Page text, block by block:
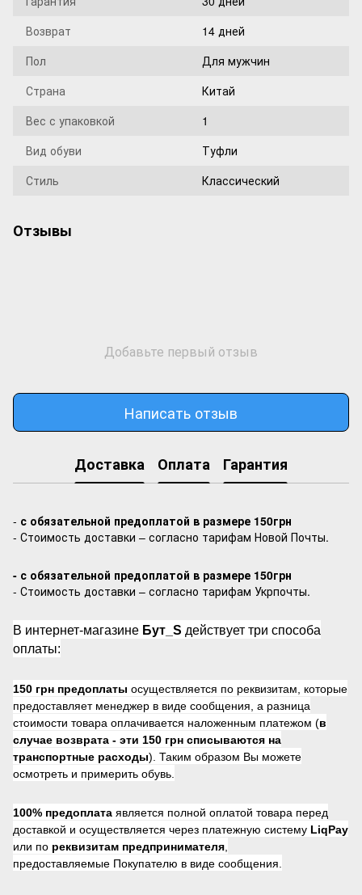
Возврат
14 дней
Пол
Для мужчин
Страна
Китай
Вес с упаковкой
1
Вид обуви
Туфли
Стиль
Классический
Отзывы
Добавьте первый отзыв
Написать отзыв
Доставка Оплата Гарантия
- с обязательной предоплатой в размере 150грн
- Стоимость доставки – согласно тарифам Новой Почты.
- с обязательной предоплатой в размере 150грн
- Стоимость доставки – согласно тарифам Укрпочты.
В интернет-магазине Бут_S действует три способа
оплаты:
150 грн предоплаты осуществляется по реквизитам, которые
предоставляет менеджер в виде сообщения, а разница
стоимости товара оплачивается наложенным платежом (в
случае возврата - эти 150 грн списываются на
транспортные расходы). Таким образом Вы можете
осмотреть и примерить обувь.
100% предоплата является полной оплатой товара перед
доставкой и осуществляется через платежную систему LiqPay
или по реквизитам предпринимателя
предоставляемые Покупателю в виде сообщения.